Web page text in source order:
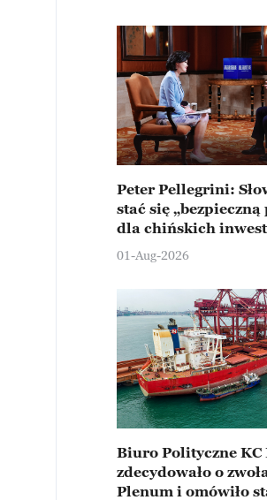
Peter Pellegrini:
stać się
dla chińskich
Europejskiej
01-Aug-2026
Biuro Polityczne KC
zdecydowało o
Plenum i omówiło